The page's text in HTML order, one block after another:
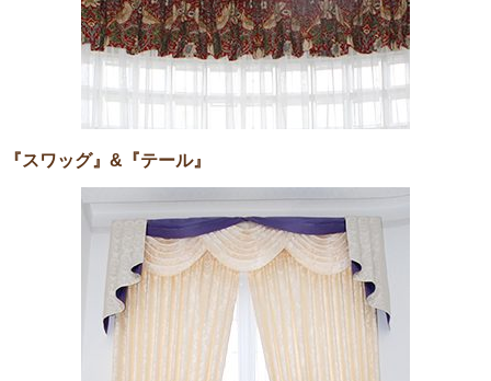
『スワッグ』&『テール』